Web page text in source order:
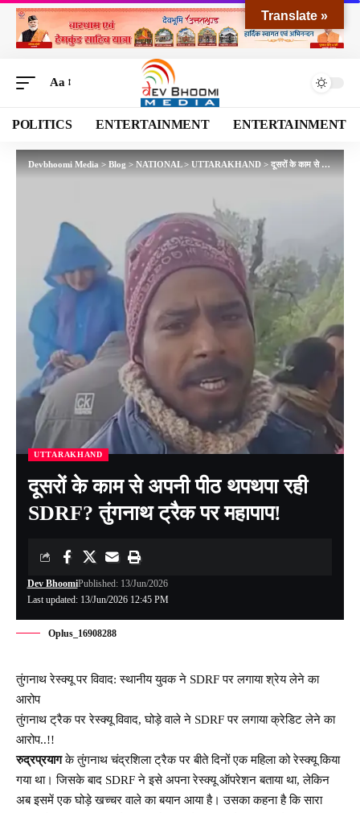
Aa
POLITICS ENTERTAINMENT ENTERTAINMENT
Devbhoomi Media > Blog > NATIONAL> UTTARAKHAND > दूसरों के काम से अपनी पीठ थपथपा रही SDRF? तुंगनाथ ट्रैक पर महापाप!
UTTARAKHAND
दूसरों के काम से अपनी पीठ थपथपा रही
SDRF? तुंगनाथ ट्रैक पर महापाप!
Last updated: 13/Jun/2026 12:45 PM
Dev BhoomiPublished: 13/Jun/2026
Oplus_16908288
तुंगनाथ रेस्क्यू पर विवाद: स्थानीय युवक ने SDRF पर लगाया श्रेय लेने का
आरोप
तुंगनाथ ट्रैक पर रेस्क्यू विवाद, घोड़े वाले ने SDRF पर लगाया क्रेडिट लेने का
आरोप..!!
रुद्रप्रयागके तुंगनाथ चंद्रशिला ट्रैक पर बीते दिनों एक महिला को रेस्क्यू किया
गया था। जिसके बाद SDRF ने इसे अपना रेस्क्यू ऑपरेशन बताया था, लेकिन
अब इसमें एक घोड़े खच्चर वाले का बयान आया है। उसका कहना है कि सारा
Translate »